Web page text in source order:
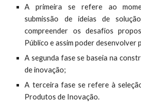
A primeira se refere ao
submissão de ideias de
compreender os desafios
Público e assim poder desenvolver
A segunda fase se baseia na
de inovação;
A terceira fase se refere à
Produtos de Inovação.